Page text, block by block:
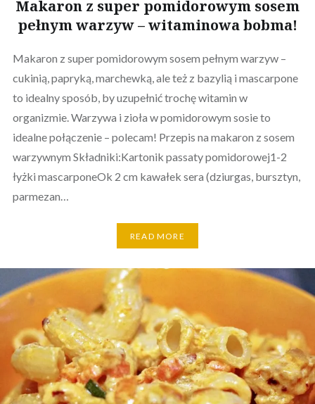
Makaron z super pomidorowym sosem
pełnym warzyw – witaminowa bobma!
Makaron z super pomidorowym sosem pełnym warzyw –
cukinią, papryką, marchewką, ale też z bazylią i mascarpone
to idealny sposób, by uzupełnić trochę witamin w
organizmie. Warzywa i zioła w pomidorowym sosie to
idealne połączenie – polecam! Przepis na makaron z sosem
warzywnym Składniki:Kartonik passaty pomidorowej1-2
łyżki mascarponeOk 2 cm kawałek sera (dziurgas, bursztyn,
parmezan…
READ MORE